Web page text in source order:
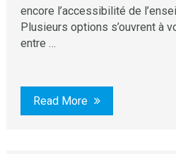
encore l’accessibilité de
Plusieurs options s’ouvrent à
entre …
Read More